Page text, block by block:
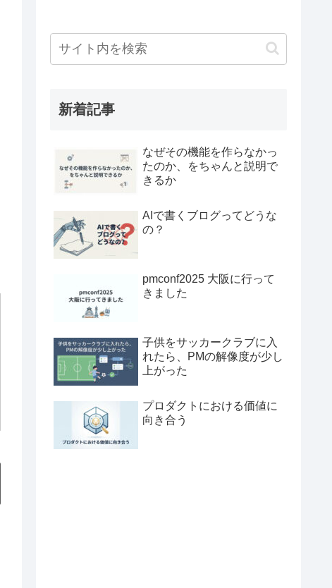
新着記事
なぜその機能を作らなかっ
たのか、をちゃんと説明で
きるか
AIで書くブログってどうな
の？
pmconf2025 大阪に行って
きました
子供をサッカークラブに入
れたら、PMの解像度が少し
上がった
プロダクトにおける価値に
向き合う